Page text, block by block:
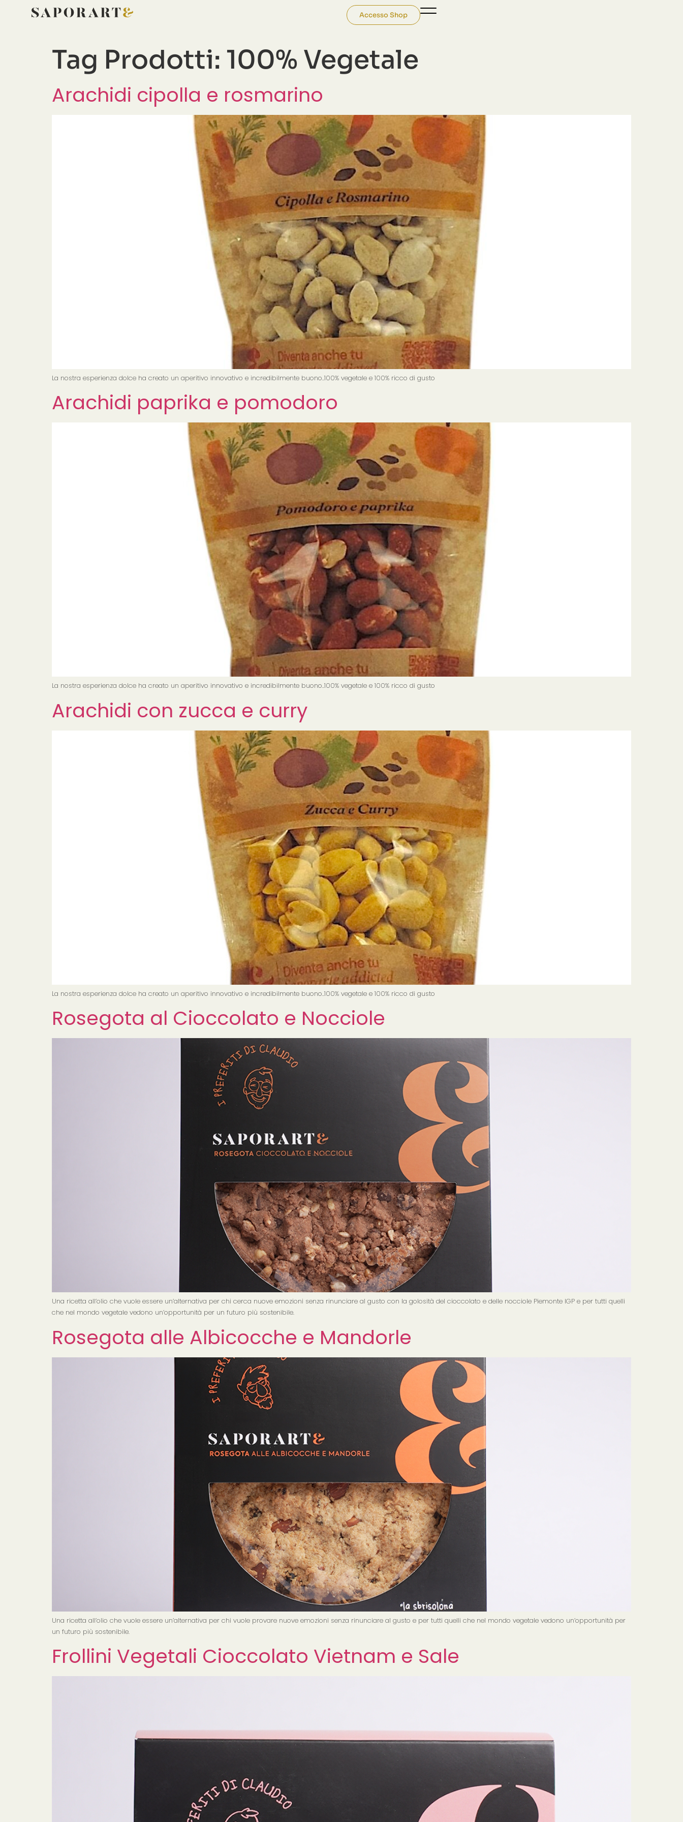
Accesso Shop
Tag Prodotti: 100% Vegetale
Arachidi cipolla e rosmarino
La nostra esperienza dolce ha creato un aperitivo innovativo e incredibilmente buono..100% vegetale e 100% ricco di gusto
Arachidi paprika e pomodoro
La nostra esperienza dolce ha creato un aperitivo innovativo e incredibilmente buono..100% vegetale e 100% ricco di gusto
Arachidi con zucca e curry
La nostra esperienza dolce ha creato un aperitivo innovativo e incredibilmente buono..100% vegetale e 100% ricco di gusto
Rosegota al Cioccolato e Nocciole
Una ricetta all’olio che vuole essere un’alternativa per chi cerca nuove emozioni senza rinunciare al gusto con la golosità del cioccolato e delle nocciole Piemonte IGP e per tutti quelli
che nel mondo vegetale vedono un’opportunità per un futuro più sostenibile.
Rosegota alle Albicocche e Mandorle
Una ricetta all’olio che vuole essere un’alternativa per chi vuole provare nuove emozioni senza rinunciare al gusto e per tutti quelli che nel mondo vegetale vedono un’opportunità per
un futuro più sostenibile.
Frollini Vegetali Cioccolato Vietnam e Sale